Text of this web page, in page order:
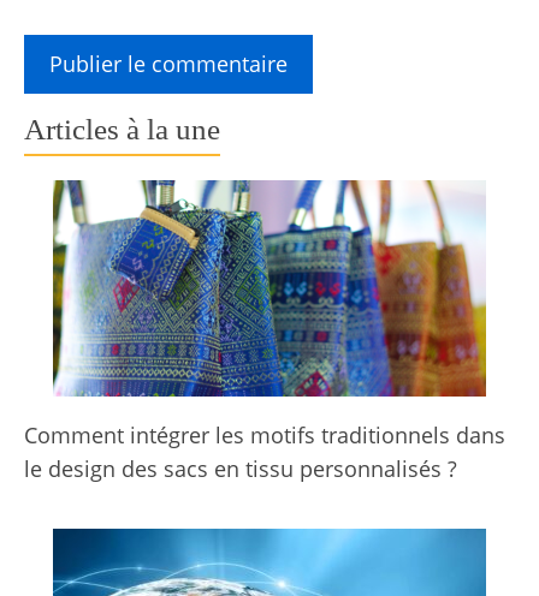
Articles à la une
Comment intégrer les motifs traditionnels dans
le design des sacs en tissu personnalisés ?